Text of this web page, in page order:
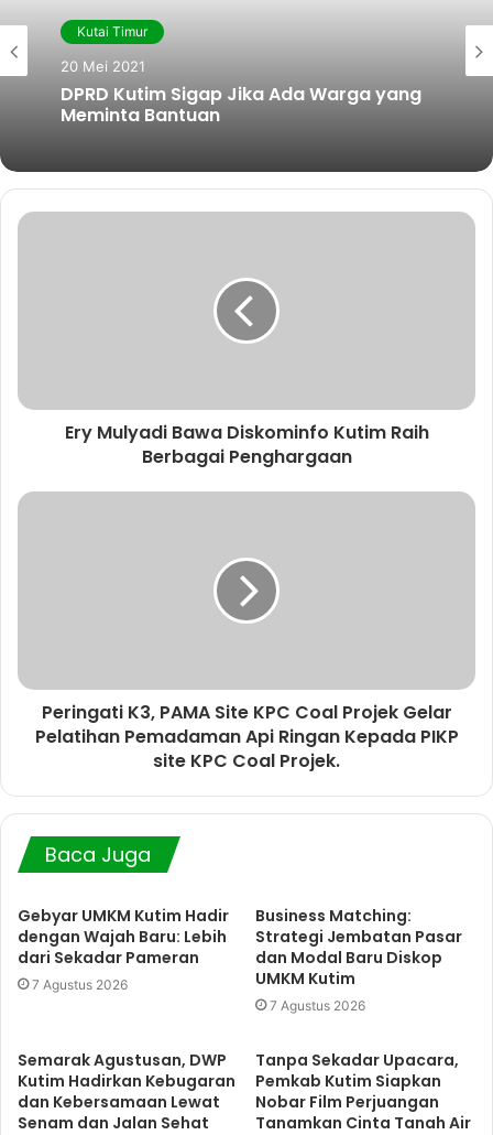
k
m
Kutai Timur
20 Mei 2021
DPRD Kutim Sigap Jika Ada Warga yang
Meminta Bantuan
Ery Mulyadi Bawa Diskominfo Kutim Raih
Berbagai Penghargaan
Peringati K3, PAMA Site KPC Coal Projek Gelar
Pelatihan Pemadaman Api Ringan Kepada PIKP
site KPC Coal Projek.
Baca Juga
Gebyar UMKM Kutim Hadir
dengan Wajah Baru: Lebih
dari Sekadar Pameran
7 Agustus 2026
Business Matching:
Strategi Jembatan Pasar
dan Modal Baru Diskop
UMKM Kutim
7 Agustus 2026
Semarak Agustusan, DWP
Kutim Hadirkan Kebugaran
dan Kebersamaan Lewat
Senam dan Jalan Sehat
Tanpa Sekadar Upacara,
Pemkab Kutim Siapkan
Nobar Film Perjuangan
Tanamkan Cinta Tanah Air